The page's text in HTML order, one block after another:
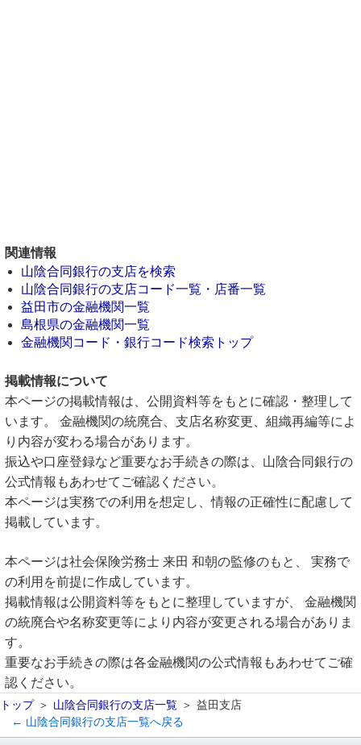
関連情報
山陰合同銀行の支店を検索
山陰合同銀行の支店コード一覧・店番一覧
益田市の金融機関一覧
島根県の金融機関一覧
金融機関コード・銀行コード検索トップ
掲載情報について
本ページの掲載情報は、公開資料等をもとに確認・整理して
います。 金融機関の統廃合、支店名称変更、組織再編等によ
り内容が変わる場合があります。
振込や口座登録など重要なお手続きの際は、山陰合同銀行の
公式情報もあわせてご確認ください。
本ページは実務での利用を想定し、情報の正確性に配慮して
掲載しています。
本ページは社会保険労務士 来田 和朝の監修のもと、 実務で
の利用を前提に作成しています。
掲載情報は公開資料等をもとに整理していますが、 金融機関
の統廃合や名称変更等により内容が変更される場合がありま
す。
重要なお手続きの際は各金融機関の公式情報もあわせてご確
認ください。
トップ 山陰合同銀行の支店一覧
益田支店
← 山陰合同銀行の支店一覧へ戻る